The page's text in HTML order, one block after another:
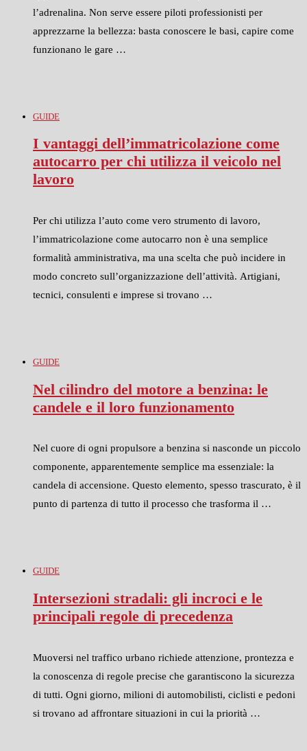
l’adrenalina. Non serve essere piloti professionisti per
apprezzarne la bellezza: basta conoscere le basi, capire come
funzionano le gare …
GUIDE
I vantaggi dell’immatricolazione come
autocarro per chi utilizza il veicolo nel
lavoro
Per chi utilizza l’auto come vero strumento di lavoro,
l’immatricolazione come autocarro non è una semplice
formalità amministrativa, ma una scelta che può incidere in
modo concreto sull’organizzazione dell’attività. Artigiani,
tecnici, consulenti e imprese si trovano …
GUIDE
Nel cilindro del motore a benzina: le
candele e il loro funzionamento
Nel cuore di ogni propulsore a benzina si nasconde un piccolo
componente, apparentemente semplice ma essenziale: la
candela di accensione. Questo elemento, spesso trascurato, è il
punto di partenza di tutto il processo che trasforma il …
GUIDE
Intersezioni stradali: gli incroci e le
principali regole di precedenza
Muoversi nel traffico urbano richiede attenzione, prontezza e
la conoscenza di regole precise che garantiscono la sicurezza
di tutti. Ogni giorno, milioni di automobilisti, ciclisti e pedoni
si trovano ad affrontare situazioni in cui la priorità …